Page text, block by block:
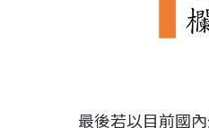
最後若以目前國